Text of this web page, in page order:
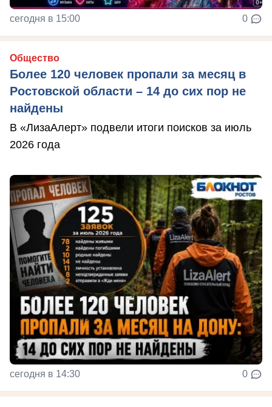
сегодня в 15:00 0
Общество
Более 120 человек пропали за месяц в
Ростовской области – 14 до сих пор не
найдены
В «ЛизаАлерт» подвели итоги поисков за июль
2026 года
сегодня в 14:30 0